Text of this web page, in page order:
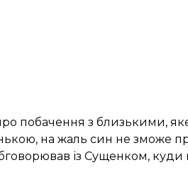
побачення з близькими,
на жаль син не зможе
із Сущенком, куди